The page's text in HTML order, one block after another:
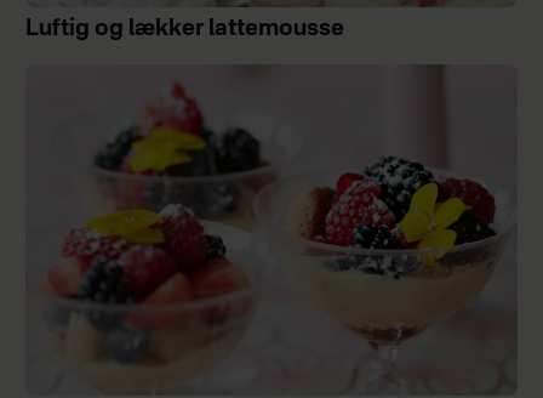
Luftig og lækker lattemousse